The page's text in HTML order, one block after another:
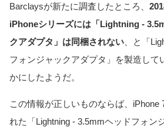
Barclaysが新たに調査したところ、
iPhoneシリーズには「Lightning -
クアダプタ」は同梱されない 、と「
フォンジャックアダプタ」を製造して
かにしたようだ。
この情報が正しいものならば、iPhone
れた「Lightning - 3.5mmヘッドフォン